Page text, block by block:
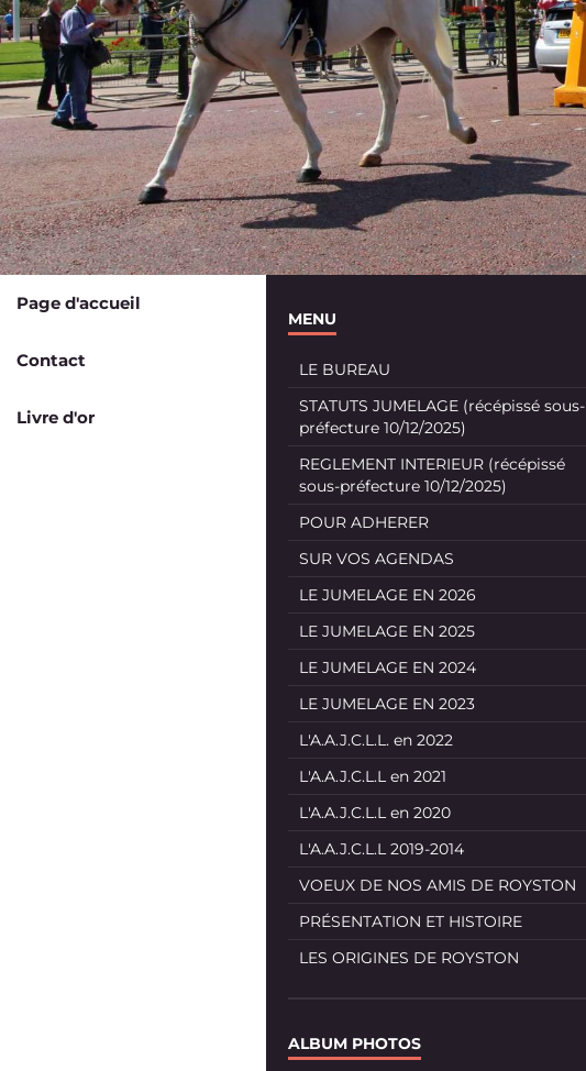
Page d'accueil
Contact
Livre d'or
MENU
LE BUREAU
STATUTS JUMELAGE (récépissé sous-
préfecture 10/12/2025)
REGLEMENT INTERIEUR (récépissé
sous-préfecture 10/12/2025)
POUR ADHERER
SUR VOS AGENDAS
LE JUMELAGE EN 2026
LE JUMELAGE EN 2025
LE JUMELAGE EN 2024
LE JUMELAGE EN 2023
L'A.A.J.C.L.L. en 2022
L'A.A.J.C.L.L en 2021
L'A.A.J.C.L.L en 2020
L'A.A.J.C.L.L 2019-2014
VOEUX DE NOS AMIS DE ROYSTON
PRÉSENTATION ET HISTOIRE
LES ORIGINES DE ROYSTON
ALBUM PHOTOS